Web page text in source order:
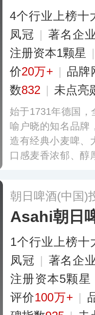
4个行业上榜十
凤冠 | 著名企
注册资本1颗星
价20万+ | 品牌
数832 | 未点亮
始于1731年德国
喻户晓的知名品牌
造有经典小麦啤、
口感麦香浓郁、醇
络遍布全国一二线
朝日啤酒(中国)
Asahi朝日
1个行业上榜十
凤冠 | 著名企
注册资本5颗星
评价100万+ |